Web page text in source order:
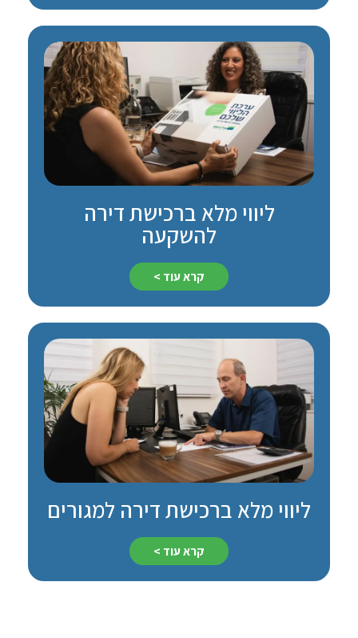
ליווי מלא ברכישת דירה
להשקעה
קרא עוד >
ליווי מלא ברכישת דירה למגורים
קרא עוד >